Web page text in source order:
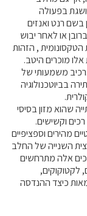
בפעולה
רנט ואנזים
או לאחר יבוש
, הזהות
אלו מוכרים היטב.
משמעותי של
בביוטכנולוגיה
שהוא מזון בסיסי
וקשישים.
מהירים וספציפיים
השנייה של החלב
אלה מתרחשים
לקטוקוקים,
כיצד ההנדסה